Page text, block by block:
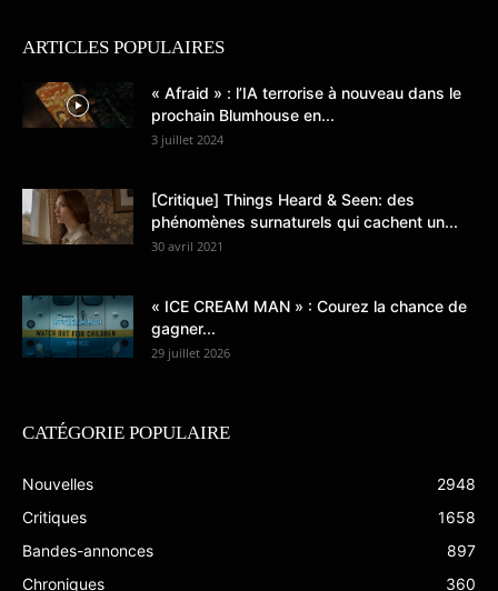
ARTICLES POPULAIRES
« Afraid » : l’IA terrorise à nouveau dans le
prochain Blumhouse en...
3 juillet 2024
[Critique] Things Heard & Seen: des
phénomènes surnaturels qui cachent un...
30 avril 2021
« ICE CREAM MAN » : Courez la chance de
gagner...
29 juillet 2026
CATÉGORIE POPULAIRE
Nouvelles
2948
Critiques
1658
Bandes-annonces
897
Chroniques
360